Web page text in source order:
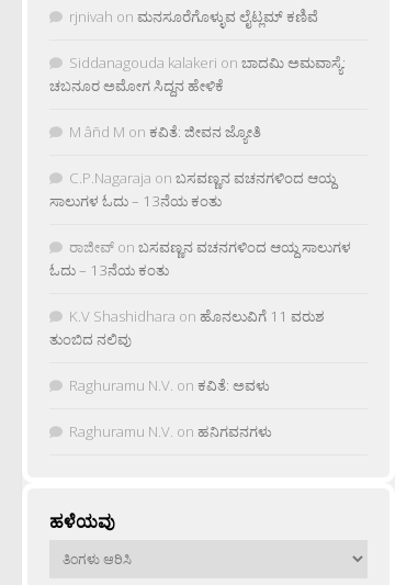
rjnivah on ಮನಸೂರೆಗೊಳ್ಳುವ ಲೈಟ್ಲಮ್ ಕಣಿವೆ
Siddanagouda kalakeri on ಬಾದಮಿ ಅಮವಾಸ್ಯೆ:
ಚಬನೂರ ಅಮೋಗ ಸಿದ್ದನ ಹೇಳಿಕೆ
M âñd M on ಕವಿತೆ: ಜೀವನ ಜ್ಯೋತಿ
C.P.Nagaraja on ಬಸವಣ್ಣನ ವಚನಗಳಿಂದ ಆಯ್ದ
ಸಾಲುಗಳ ಓದು – 13ನೆಯ ಕಂತು
ರಾಜೀವ್ on ಬಸವಣ್ಣನ ವಚನಗಳಿಂದ ಆಯ್ದ ಸಾಲುಗಳ
ಓದು – 13ನೆಯ ಕಂತು
K.V Shashidhara on ಹೊನಲುವಿಗೆ 11 ವರುಶ
ತುಂಬಿದ ನಲಿವು
Raghuramu N.V. on ಕವಿತೆ: ಅವಳು
Raghuramu N.V. on ಹನಿಗವನಗಳು
ಹಳೆಯವು
ಹಳೆಯವು